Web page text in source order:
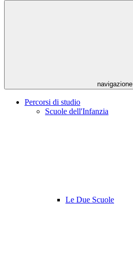
navigazione
Percorsi di studio
Scuole dell'Infanzia
Le Due Scuole